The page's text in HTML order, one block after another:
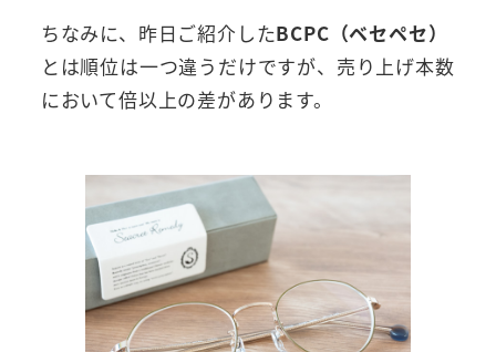
ちなみに、昨日ご紹介したBCPC（ベセペセ）
とは順位は一つ違うだけですが、売り上げ本数
において倍以上の差があります。